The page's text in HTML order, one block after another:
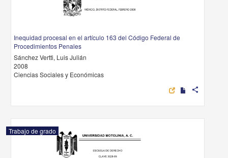
Inequidad procesal en el artículo 163 del Código Federal de
Procedimientos Penales
Sánchez Vertti, Luis Julián
2008
Ciencias Sociales y Económicas
share
Trabajo de grado